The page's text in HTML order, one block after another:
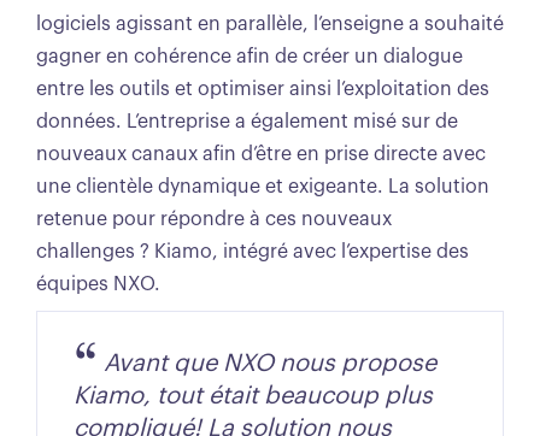
logiciels agissant en parallèle, l’enseigne a souhaité
gagner en cohérence afin de créer un dialogue
entre les outils et optimiser ainsi l’exploitation des
données. L’entreprise a également misé sur de
nouveaux canaux afin d’être en prise directe avec
une clientèle dynamique et exigeante. La solution
retenue pour répondre à ces nouveaux
challenges ? Kiamo, intégré avec l’expertise des
équipes NXO.
Avant que NXO nous propose
Kiamo, tout était beaucoup plus
compliqué! La solution nous